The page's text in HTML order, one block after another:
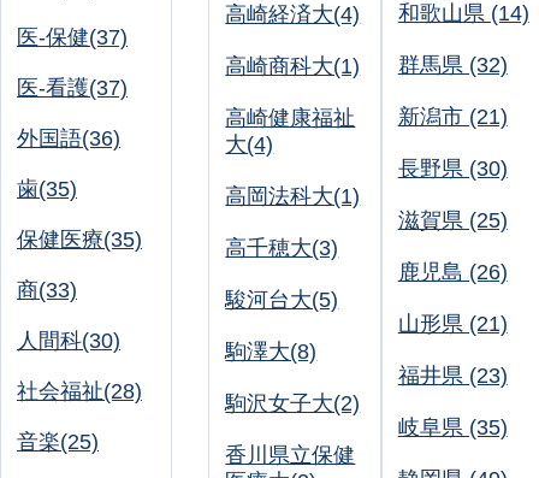
医-保健(37)
医-看護(37)
外国語(36)
歯(35)
保健医療(35)
商(33)
人間科(30)
社会福祉(28)
音楽(25)
高崎経済大(4)
高崎商科大(1)
高崎健康福祉
大(4)
高岡法科大(1)
高千穂大(3)
駿河台大(5)
駒澤大(8)
駒沢女子大(2)
香川県立保健
和歌山県 (14)
群馬県 (32)
新潟市 (21)
長野県 (30)
滋賀県 (25)
鹿児島 (26)
山形県 (21)
福井県 (23)
岐阜県 (35)